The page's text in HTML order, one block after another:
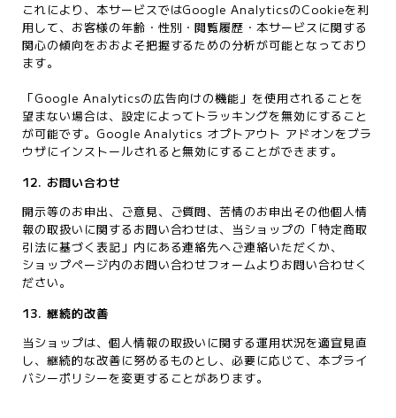
これにより、本サービスではGoogle AnalyticsのCookieを利
用して、お客様の年齢・性別・閲覧履歴・本サービスに関する
関心の傾向をおおよそ把握するための分析が可能となっており
ます。
「Google Analyticsの広告向けの機能」を使用されることを
望まない場合は、設定によってトラッキングを無効にすること
が可能です。Google Analytics オプトアウト アドオンをブラ
ウザにインストールされると無効にすることができます。
12. お問い合わせ
開示等のお申出、ご意見、ご質問、苦情のお申出その他個人情
報の取扱いに関するお問い合わせは、当ショップの「特定商取
引法に基づく表記」内にある連絡先へご連絡いただくか、
ショップページ内のお問い合わせフォームよりお問い合わせく
ださい。
13. 継続的改善
当ショップは、個人情報の取扱いに関する運用状況を適宜見直
し、継続的な改善に努めるものとし、必要に応じて、本プライ
バシーポリシーを変更することがあります。